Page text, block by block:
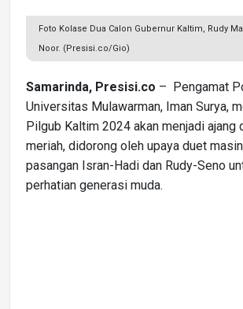
Foto Kolase Dua Calon Gubernur Kaltim, Rudy
Noor. (Presisi.co/Gio)
Samarinda, Presisi.co – Pengamat
Universitas Mulawarman, Iman Surya,
Pilgub Kaltim 2024 akan menjadi ajang
meriah, didorong oleh upaya duet
pasangan Isran-Hadi dan Rudy-Seno
perhatian generasi muda.